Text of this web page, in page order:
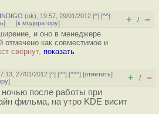
(ok), 19:57, 29/01/2012 [^] [^^]
] [к модератору] + / –
и оно в менеджере
отмечено как совместимое и
свёрнут, показать
27/01/2012 [^] [^^] [^^^] [ответить]
] + / –
ночью после работы при
фильма, на утро KDE висит